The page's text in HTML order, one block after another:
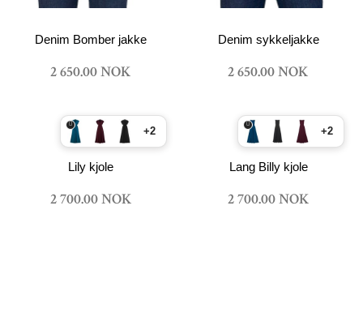
Denim Bomber jakke
2 650.00 NOK
Denim sykkeljakke
2 650.00 NOK
+2
Lily kjole
2 700.00 NOK
+2
Lang Billy kjole
2 700.00 NOK